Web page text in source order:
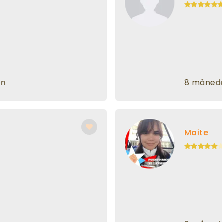
8
Maite